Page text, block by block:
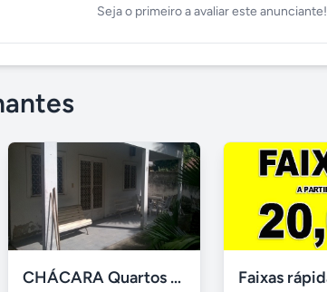
Seja o primeiro a avaliar este anunciante!
CHÁCARA Quartos Suíte Árvores Frutíferas, "É Ver e Comprar".